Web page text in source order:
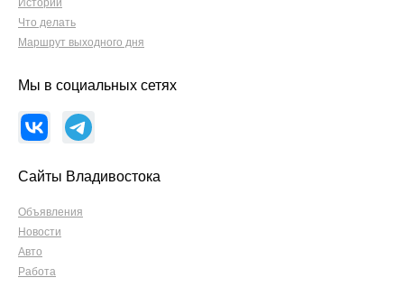
Истории
Что делать
Маршрут выходного дня
Мы в социальных сетях
Сайты Владивостока
Объявления
Новости
Авто
Работа